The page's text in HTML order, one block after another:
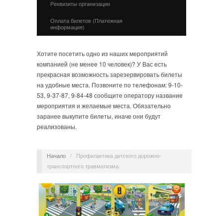
Реквизиты организации
Оплата билетов (Платежная
информация)
Хотите посетить одно из наших мероприятий
компанией (не менее 10 человек)? У Вас есть
прекрасная возможность зарезервировать билеты
на удобные места. Позвоните по телефонам: 9-10-
53, 9-37-87, 9-84-48 сообщите оператору название
мероприятия и желаемые места. Обязательно
заранее выкупите билеты, иначе они будут
реализованы.
Начало /
Профилактика детского дорожно-
транспортного травматизма.